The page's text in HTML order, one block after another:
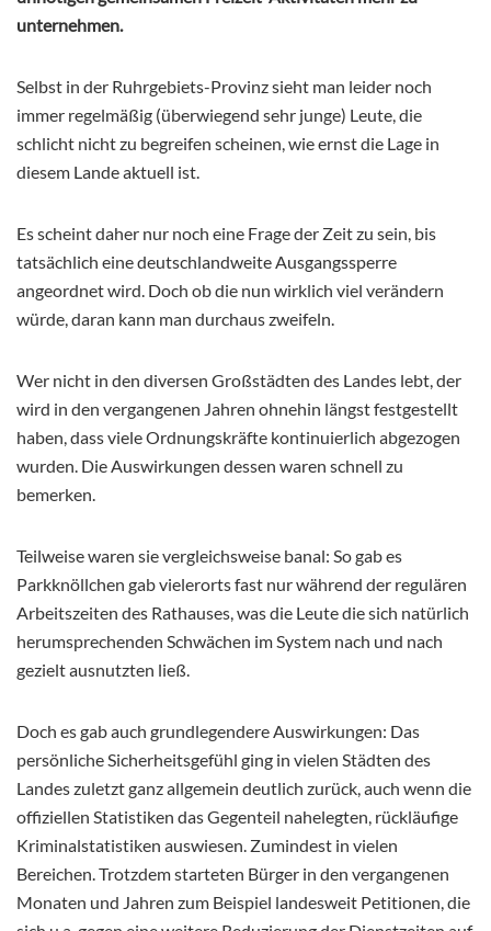
unternehmen.
Selbst in der Ruhrgebiets-Provinz sieht man leider noch
immer regelmäßig (überwiegend sehr junge) Leute, die
schlicht nicht zu begreifen scheinen, wie ernst die Lage in
diesem Lande aktuell ist.
Es scheint daher nur noch eine Frage der Zeit zu sein, bis
tatsächlich eine deutschlandweite Ausgangssperre
angeordnet wird. Doch ob die nun wirklich viel verändern
würde, daran kann man durchaus zweifeln.
Wer nicht in den diversen Großstädten des Landes lebt, der
wird in den vergangenen Jahren ohnehin längst festgestellt
haben, dass viele Ordnungskräfte kontinuierlich abgezogen
wurden. Die Auswirkungen dessen waren schnell zu
bemerken.
Teilweise waren sie vergleichsweise banal: So gab es
Parkknöllchen gab vielerorts fast nur während der regulären
Arbeitszeiten des Rathauses, was die Leute die sich natürlich
herumsprechenden Schwächen im System nach und nach
gezielt ausnutzten ließ.
Doch es gab auch grundlegendere Auswirkungen: Das
persönliche Sicherheitsgefühl ging in vielen Städten des
Landes zuletzt ganz allgemein deutlich zurück, auch wenn die
offiziellen Statistiken das Gegenteil nahelegten, rückläufige
Kriminalstatistiken auswiesen. Zumindest in vielen
Bereichen. Trotzdem starteten Bürger in den vergangenen
Monaten und Jahren zum Beispiel landesweit Petitionen, die